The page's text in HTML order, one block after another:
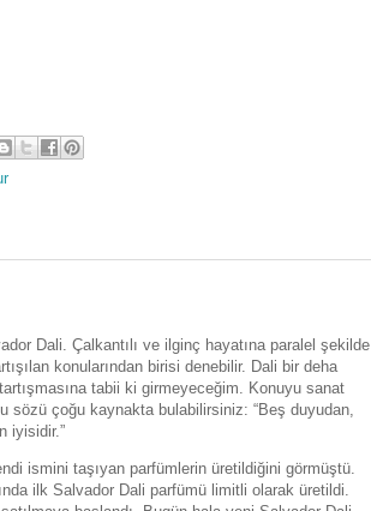
Dali. Çalkantılı ve ilginç hayatına paralel şekilde
konularından birisi denebilir. Dali bir deha
tabii ki girmeyeceğim. Konuyu sanat
sözü çoğu kaynakta bulabilirsiniz: “Beş duyudan,
iyisidir.”
ismini taşıyan parfümlerin üretildiğini görmüştü.
ilk Salvador Dali parfümü limitli olarak üretildi.